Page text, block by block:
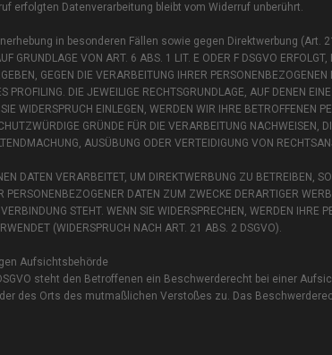
erfolgten Datenverarbeitung bleibt vom Widerruf unberührt.
in besonderen Fällen sowie gegen Direktwerbung (Art.
GRUNDLAGE VON ART. 6 ABS. 1 LIT. E ODER F DSGVO
GEGEN DIE VERARBEITUNG IHRER
PROFILING. DIE JEWEILIGE RECHTSGRUNDLAGE, AUF DENEN
WIDERSPRUCH EINLEGEN, WERDEN WIR IHRE BETROFFENEN
GRÜNDE FÜR DIE VERARBEITUNG NACHWEISEN,
AUSÜBUNG ODER VERTEIDIGUNG VON
DATEN VERARBEITET, UM DIREKTWERBUNG ZU BETREIBEN,
PERSONENBEZOGENER DATEN ZUM ZWECKE DERARTIGER
STEHT. WENN SIE WIDERSPRECHEN, WERDEN IHRE
(WIDERSPRUCH NACH ART. 21 ABS. 2 DSGVO).
Aufsichts­behörde
steht den Betroffenen ein Beschwerderecht bei einer
des Orts des mutmaßlichen Verstoßes zu. Das